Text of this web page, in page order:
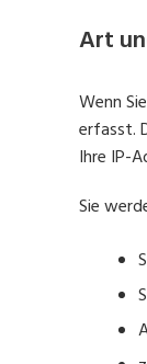
Art
Wenn
erfasst.
Ihre IP-
Sie